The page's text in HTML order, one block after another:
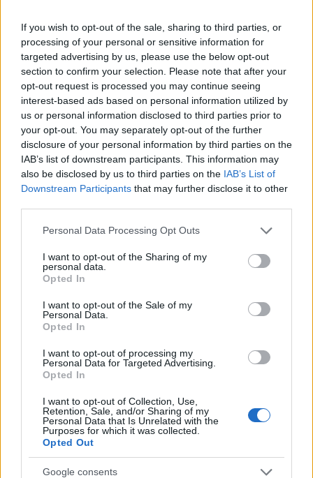
If you wish to opt-out of the sale, sharing to third parties, or
processing of your personal or sensitive information for
targeted advertising by us, please use the below opt-out
section to confirm your selection. Please note that after your
opt-out request is processed you may continue seeing
interest-based ads based on personal information utilized by
us or personal information disclosed to third parties prior to
your opt-out. You may separately opt-out of the further
disclosure of your personal information by third parties on the
IAB’s list of downstream participants. This information may
also be disclosed by us to third parties on the IAB’s List of
Downstream Participants that may further disclose it to other
Please note that this website/app uses one or more Google
not limited to your visit or usage behaviour. You may click to
grant or deny consent to Google and its third-party tags to
use your data for below specified purposes in below Google
consent section.
Personal Data Processing Opt Outs
I want to opt-out of the Sharing of my
personal data.
Opted In
I want to opt-out of the Sale of my
Personal Data.
Opted In
I want to opt-out of processing my
Personal Data for Targeted Advertising.
Opted In
I want to opt-out of Collection, Use,
Retention, Sale, and/or Sharing of my
Personal Data that Is Unrelated with the
Purposes for which it was collected.
Opted Out
Google consents
Vuoi rimuovere le pubblicità nazionali?
Puoi abbonarti asoli € 1,10 al mese
cliccandoqui
Sei già abbonato?